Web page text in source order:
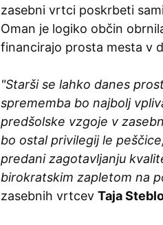
zasebni vrtci poskrbeti
Oman je logiko občin
financirajo prosta mesta v
"Starši se lahko danes
sprememba bo najbolj
predšolske vzgoje v
bo ostal privilegij le
predani zagotavljanju
birokratskim zapletom na
zasebnih vrtcev Taja